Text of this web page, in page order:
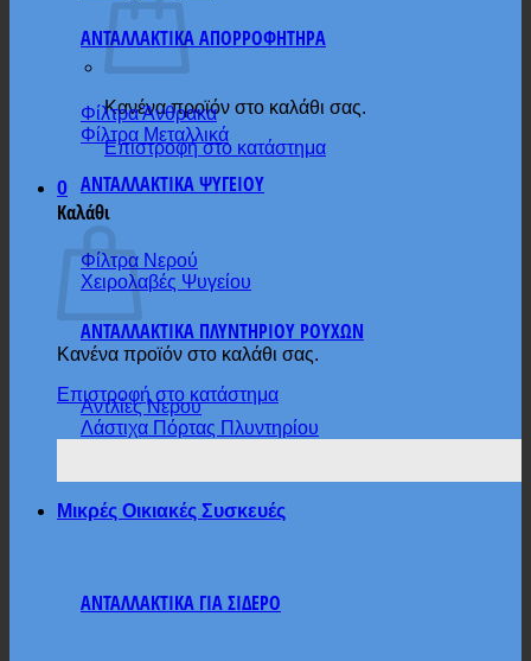
Κανένα προϊόν στο καλάθι σας.
Επιστροφή στο κατάστημα
0
Καλάθι
Κανένα προϊόν στο καλάθι σας.
Επιστροφή στο κατάστημα
ΑΝΤΑΛΛΑΚΤΙΚΑ ΑΠΟΡΡΟΦΗΤΗΡΑ
Φίλτρα Άνθρακα
Φίλτρα Μεταλλικά
ΑΝΤΑΛΛΑΚΤΙΚΑ ΨΥΓΕΙΟΥ
Φίλτρα Νερού
Χειρολαβές Ψυγείου
ΑΝΤΑΛΛΑΚΤΙΚΑ ΠΛΥΝΤΗΡΙΟΥ ΡΟΥΧΩΝ
Αντλίες Νερού
Λάστιχα Πόρτας Πλυντηρίου
Μικρές Οικιακές Συσκευές
ΑΝΤΑΛΛΑΚΤΙΚΑ ΓΙΑ ΣΙΔΕΡΟ